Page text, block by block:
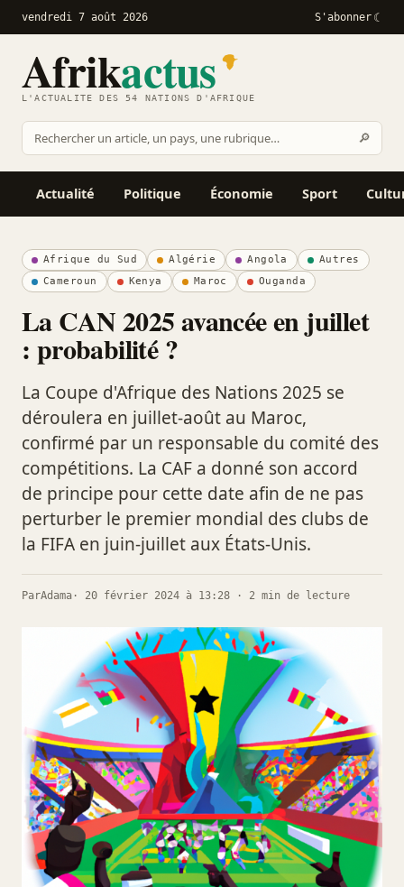
vendredi 7 août 2026 S'abonner
Afrikactus
L'ACTUALITÉ DES 54 NATIONS D'AFRIQUE
Rechercher
sur
Afrikactus
🔎
Actualité Politique Économie Sport
Afrique du Sud Algérie Angola
Autres
Cameroun
Kenya Maroc Ouganda
La CAN 2025 avancée en juillet
: probabilité ?
La Coupe d'Afrique des Nations 2025 se
déroulera en juillet-août au Maroc,
confirmé par un responsable du comité des
compétitions. La CAF a donné son accord
de principe pour cette date afin de ne pas
perturber le premier mondial des clubs de
la FIFA en juin-juillet aux États-Unis.
ParAdama · 20 février 2024 à 13:28 · 2 min de lecture